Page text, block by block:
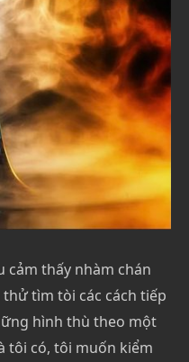
cảm thấy nhàm chán
tìm tòi các cách tiếp
hình thù theo một
tôi có, tôi muốn kiểm